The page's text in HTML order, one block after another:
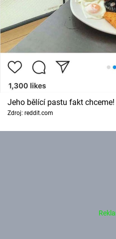
Jeho bělící pastu fakt chceme!
Zdroj: reddit.com